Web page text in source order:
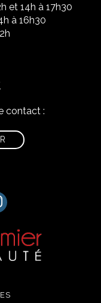
et 14h à 17h30
à 16h30
contact :
Facebook
le compte Twitter
Lien vers le compte